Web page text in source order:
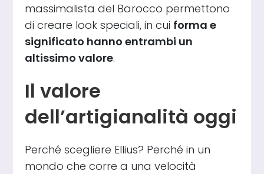
massimalista del Barocco permettono
di creare look speciali, in cui forma e
significato hanno entrambi un
altissimo valore.
Il valore
dell’artigianalità oggi
Perché scegliere Ellius? Perché in un
mondo che corre a una velocità